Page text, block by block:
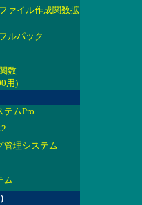
ァイル作成関数拡
ルパック
数
用)
テムPro
管理システム
ム